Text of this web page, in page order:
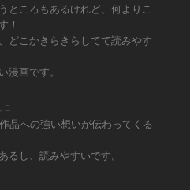
ところもあるけれど、何よりこ
！
どこかきらきらしてて読みやす
漫画です。
品への強い想いが伝わってくる
るし、読みやすいです。